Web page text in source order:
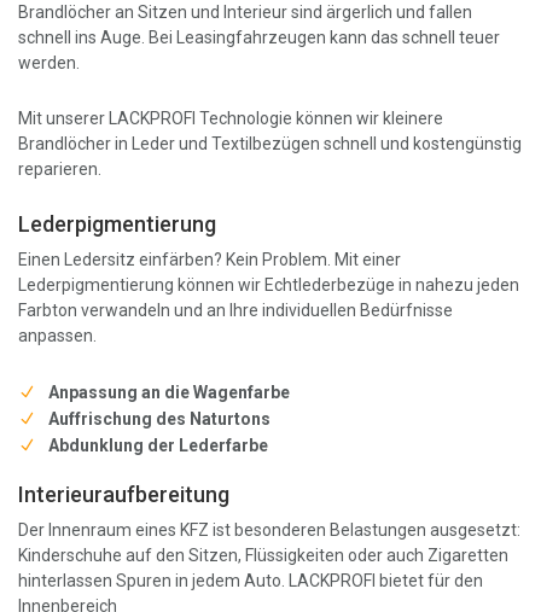
Brandlöcher an Sitzen und Interieur sind ärgerlich und fallen
schnell ins Auge. Bei Leasingfahrzeugen kann das schnell teuer
werden.
Mit unserer LACKPROFI Technologie können wir kleinere
Brandlöcher in Leder und Textilbezügen schnell und kostengünstig
reparieren.
Lederpigmentierung
Einen Ledersitz einfärben? Kein Problem. Mit einer
Lederpigmentierung können wir Echtlederbezüge in nahezu jeden
Farbton verwandeln und an Ihre individuellen Bedürfnisse
anpassen.
Anpassung an die Wagenfarbe
Auffrischung des Naturtons
Abdunklung der Lederfarbe
Interieuraufbereitung
Der Innenraum eines KFZ ist besonderen Belastungen ausgesetzt:
Kinderschuhe auf den Sitzen, Flüssigkeiten oder auch Zigaretten
hinterlassen Spuren in jedem Auto. LACKPROFI bietet für den
Innenbereich